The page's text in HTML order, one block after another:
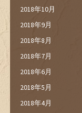
2018年10月
2018年9月
2018年8月
2018年7月
2018年6月
2018年5月
2018年4月